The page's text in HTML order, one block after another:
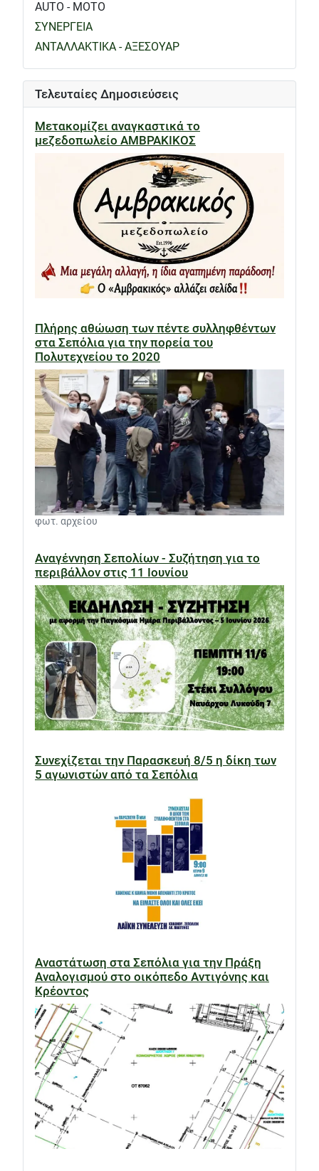
AUTO - MOTO
ΣΥΝΕΡΓΕΙΑ
ΑΝΤΑΛΛΑΚΤΙΚΑ - ΑΞΕΣΟΥΑΡ
Τελευταίες Δημοσιεύσεις
Μετακομίζει αναγκαστικά το
μεζεδοπωλείο ΑΜΒΡΑΚΙΚΟΣ
Πλήρης αθώωση των πέντε συλληφθέντων
στα Σεπόλια για την πορεία του
Πολυτεχνείου το 2020
φωτ. αρχείου
Αναγέννηση Σεπολίων - Συζήτηση για το
περιβάλλον στις 11 Ιουνίου
Συνεχίζεται την Παρασκευή 8/5 η δίκη των
5 αγωνιστών από τα Σεπόλια
Αναστάτωση στα Σεπόλια για την Πράξη
Αναλογισμού στο οικόπεδο Αντιγόνης και
Κρέοντος